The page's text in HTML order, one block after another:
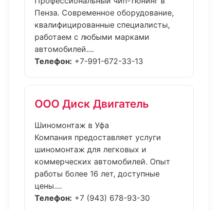
Пенза. Современное оборудование,
квалифицированные специалисты,
работаем с любыми марками
автомобилей....
Телефон: +7-991-672-33-13
ООО Диск Двигатель
Шиномонтаж в Уфа
Компания предоставляет услуги
шиномонтаж для легковых и
коммерческих автомобилей. Опыт
работы более 16 лет, доступные
цены....
Телефон: +7 (943) 678-93-30